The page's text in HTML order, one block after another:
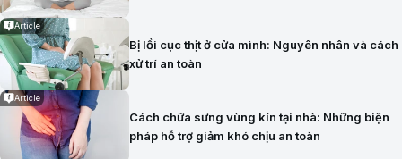
Article
Bị lồi cục thịt ở cửa mình: Nguyên nhân và cách
xử trí an toàn
Article
Cách chữa sưng vùng kín tại nhà: Những biện
pháp hỗ trợ giảm khó chịu an toàn